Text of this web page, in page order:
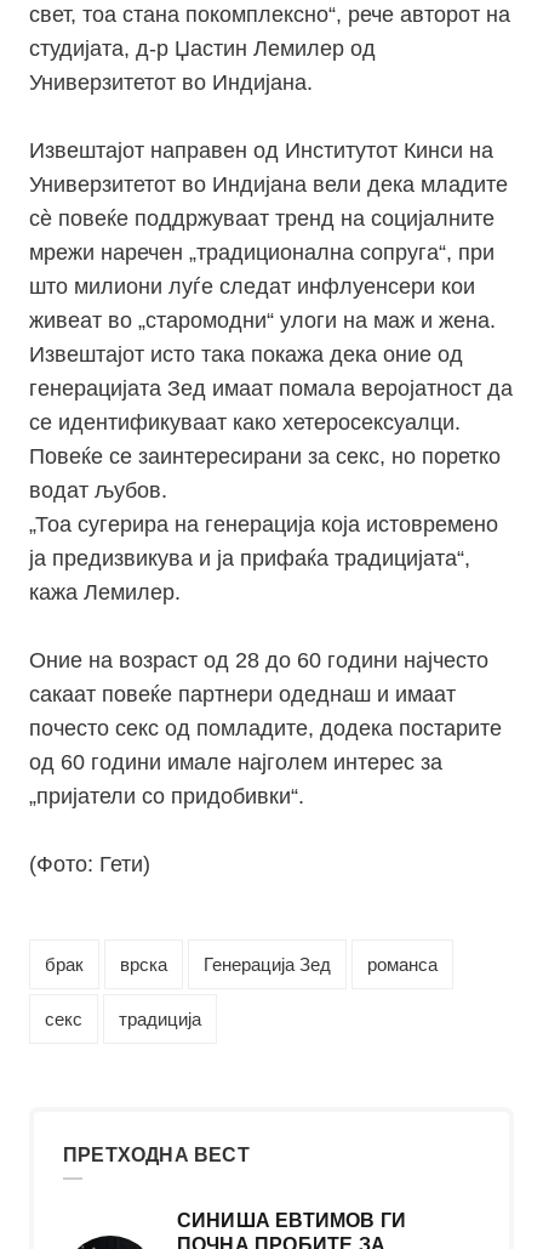
свет, тоа стана покомплексно“, рече авторот на
студијата, д-р Џастин Лемилер од
Универзитетот во Индијана.
Извештајот направен од Институтот Кинси на
Универзитетот во Индијана вели дека младите
сѐ повеќе поддржуваат тренд на социјалните
мрежи наречен „традиционална сопруга“, при
што милиони луѓе следат инфлуенсери кои
живеат во „старомодни“ улоги на маж и жена.
Извештајот исто така покажа дека оние од
генерацијата Зед имаат помала веројатност да
се идентификуваат како хетеросексуалци.
Повеќе се заинтересирани за секс, но поретко
водат љубов.
„Тоа сугерира на генерација која истовремено
ја предизвикува и ја прифаќа традицијата“,
кажа Лемилер.
Оние на возраст од 28 до 60 години најчесто
сакаат повеќе партнери одеднаш и имаат
почесто секс од помладите, додека постарите
од 60 години имале најголем интерес за
„пријатели со придобивки“.
(Фото: Гети)
брак врска Генерација Зед романса
секс традиција
ПРЕТХОДНА ВЕСТ
СИНИША ЕВТИМОВ ГИ